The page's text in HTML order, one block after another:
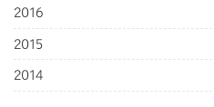
2016
2015
2014